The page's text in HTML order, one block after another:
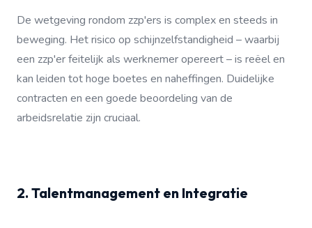
De wetgeving rondom zzp'ers is complex en steeds in
beweging. Het risico op schijnzelfstandigheid – waarbij
een zzp'er feitelijk als werknemer opereert – is reëel en
kan leiden tot hoge boetes en naheffingen. Duidelijke
contracten en een goede beoordeling van de
arbeidsrelatie zijn cruciaal.
2. Talentmanagement en Integratie